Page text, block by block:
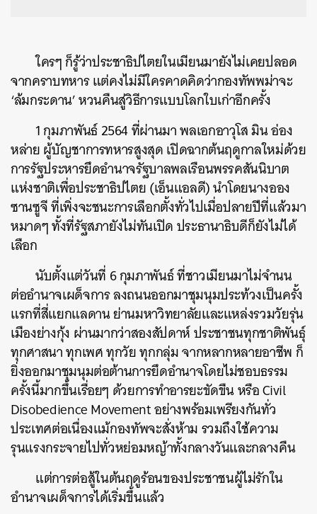
ใครๆ ก็รู้ว่าประชาธิปไตยในเมียนมายังไม่เคยปลอด
จากคราบทหาร แต่คงไม่มีใครคาดคิดว่ากองทัพพม่าจะ
‘ล้มกระดาน’ หวนคืนสู่วิธีการแบบโลกใบเก่าอีกครั้ง
1 กุมภาพันธ์ 2564 ที่ผ่านมา พลเอกอาวุโส มิน อ่อง
หล่าย ผู้บัญชาการทหารสูงสุด เปิดฉากต้นฤดูกาลใหม่ด้วย
การรัฐประหารยึดอำนาจรัฐบาลพลเรือนพรรคสันนิบาต
แห่งชาติเพื่อประชาธิปไตย (เอ็นแอลดี) นำโดยนางออง
ซานซูจี ที่เพิ่งจะชนะการเลือกตั้งทั่วไปเมื่อปลายปีที่แล้วมา
หมาดๆ ทั้งที่รัฐสภายังไม่ทันเปิด ประธานาธิบดีก็ยังไม่ได้
เลือก
นับตั้งแต่วันที่ 6 กุมภาพันธ์ ที่ชาวเมียนมาไม่จำนน
ต่ออำนาจเผด็จการ ลงถนนออกมาชุมนุมประท้วงเป็นครั้ง
แรกที่สี่แยกแลดาน ย่านมหาวิทยาลัยและแหล่งรวมวัยรุ่น
เมืองย่างกุ้ง ผ่านมากว่าสองสัปดาห์ ประชาชนทุกชาติพันธุ์
ทุกศาสนา ทุกเพศ ทุกวัย ทุกกลุ่ม จากหลากหลายอาชีพ ก็
ยิ่งออกมาชุมนุมต่อต้านการยึดอำนาจโดยไม่ชอบธรรม
ครั้งนี้มากขึ้นเรื่อยๆ ด้วยการทำอารยะขัดขืน หรือ Civil
Disobedience Movement อย่างพร้อมเพรียงกันทั่ว
ประเทศต่อเนื่องแม้กองทัพจะสั่งห้าม รวมถึงใช้ความ
รุนแรงกระจายไปทั่วหย่อมหญ้าทั้งกลางวันและกลางคืน
แต่การต่อสู้ในต้นฤดูร้อนของประชาชนผู้ไม่รักใน
อำนาจเผด็จการได้เริ่มขึ้นแล้ว